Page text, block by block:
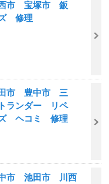
市 宝塚市 鈑
修理
市 豊中市 三
ランダー リペ
ヘコミ 修理
市 池田市 川西